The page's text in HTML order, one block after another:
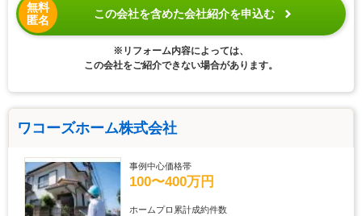
無料
匿名
この会社を含めた会社紹介を申込む
※リフォーム内容によっては、
この会社をご紹介できない場合があります。
ワコーズホーム株式会社
事例中心価格帯
100〜400万円
ホームプロ累計成約件数